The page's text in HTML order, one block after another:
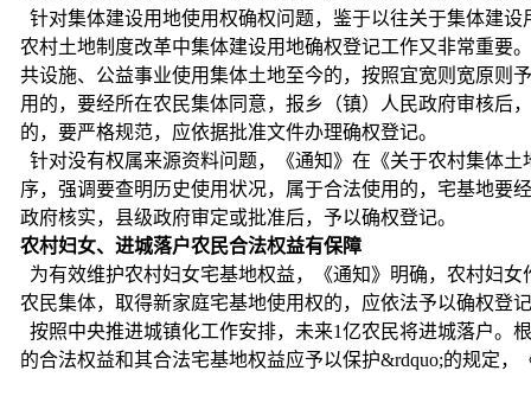
针对集体建设用地使用权确权问题，鉴于以往关于集体建
农村土地制度改革中集体建设用地确权登记工作又非常重要
共设施、公益事业使用集体土地至今的，按照宜宽则宽原则
用的，要经所在农民集体同意，报乡（镇）人民政府审核后
的，要严格规范，应依据批准文件办理确权登记。
针对没有权属来源资料问题，《通知》在《关于农村集体
序，强调要查明历史使用状况，属于合法使用的，宅基地要
政府核实，县级政府审定或批准后，予以确权登记。
农村妇女、进城落户农民合法权益有保障
为有效维护农村妇女宅基地权益，《通知》明确，农村妇
农民集体，取得新家庭宅基地使用权的，应依法予以确权登
按照中央推进城镇化工作安排，未来1亿农民将进城落户。
的合法权益和其合法宅基地权益应予以保护&rdquo;的规定